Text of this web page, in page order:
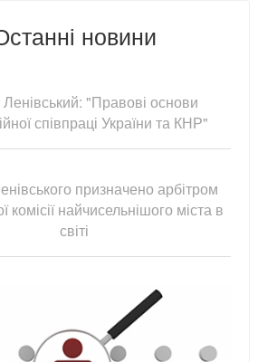
новини
"Правові основи
співпраці України та КНР"
призначено арбітром
комісії найчисельнішого міста в
світі